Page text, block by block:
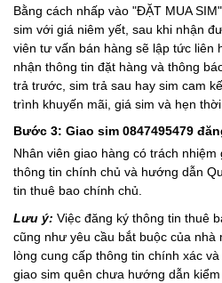
Bằng cách nhấp vào "ĐẶT MUA
sim với giá niêm yết, sau khi nhận
viên tư vấn bán hàng sẽ lập tức liên
nhận thông tin đặt hàng và thông
trả trước, sim trả sau hay sim cam
trình khuyến mãi, giá sim và hẹn thời
Bước 3: Giao sim 0847495479
Nhân viên giao hàng có trách
thông tin chính chủ và hướng dẫn
tin thuê bao chính chủ.
Lưu ý: Việc đăng ký thông tin thuê
cũng như yêu cầu bắt buộc của nhà
lòng cung cấp thông tin chính xác
giao sim quên chưa hướng dẫn